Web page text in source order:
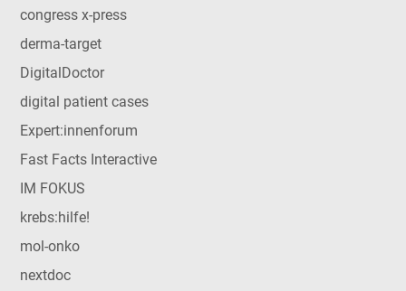
congress x-press
derma-target
DigitalDoctor
digital patient cases
Expert:innenforum
Fast Facts Interactive
IM FOKUS
krebs:hilfe!
mol-onko
nextdoc